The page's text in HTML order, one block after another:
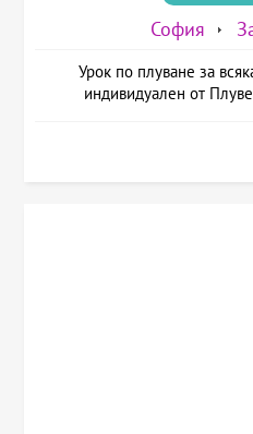
София
Урок по плуване за
индивидуален от